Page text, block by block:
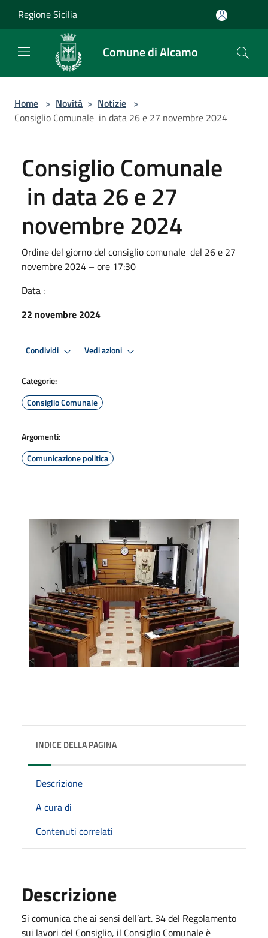
Regione Sicilia
Comune di Alcamo
Home > Novità > Notizie >
Consiglio Comunale in data 26 e 27 novembre 2024
Consiglio Comunale
in data 26 e 27
novembre 2024
Ordine del giorno del consiglio comunale del 26 e 27
novembre 2024 – ore 17:30
Data :
22 novembre 2024
Condividi Vedi azioni
Categorie:
Consiglio Comunale
Argomenti:
Comunicazione politica
INDICE DELLA PAGINA
Descrizione
A cura di
Contenuti correlati
Descrizione
Si comunica che ai sensi dell’art. 34 del Regolamento
sui lavori del Consiglio, il Consiglio Comunale è